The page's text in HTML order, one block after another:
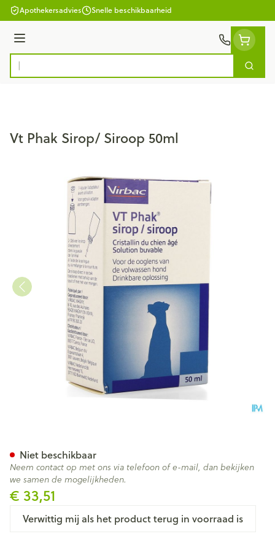
Ga naar de inhoud
Apothekersadvies Snelle beschikbaarheid
Menu
Product, merk, categorie...
Zoek
Vt Phak Sirop/ Siroop 50ml
€ 33,51
Verwittig mij als het product terug in voorraad is
Niet beschikbaar
Neem contact op met ons via telefoon of e-mail, dan bekijken
we samen de mogelijkheden.